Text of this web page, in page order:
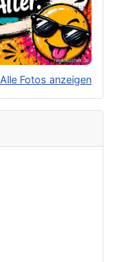
Alle Fotos anzeigen